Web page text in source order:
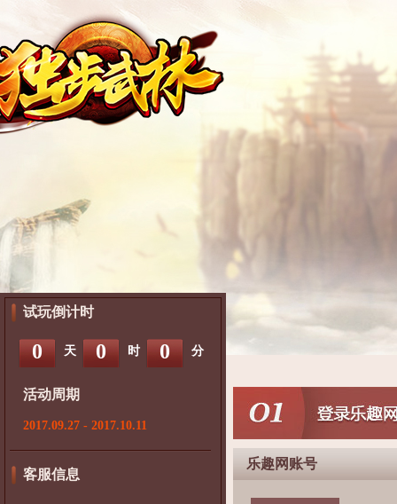
试玩倒计时
0 天 0 时 0 分
活动周期
2017.09.27 - 2017.10.11
客服信息
乐趣网账号